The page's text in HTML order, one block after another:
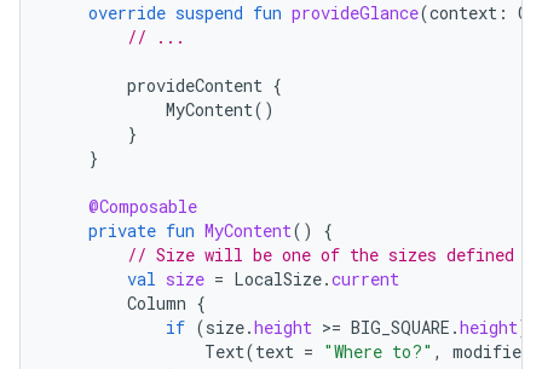
override suspend fun provideGlance(context :
// ...
provideContent {
MyContent()
}
}
@Composable
private fun MyContent()
{
// Size will be one of the sizes defined
val size = LocalSize.current
Column {
if (size.height >= BIG_SQUARE .height)
Text(text = "Where to?" , modifier